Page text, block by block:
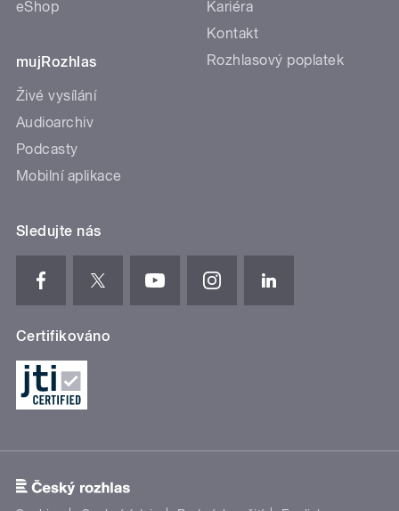
eShop
mujRozhlas
Živé vysílání
Audioarchiv
Podcasty
Mobilní aplikace
Kariéra
Kontakt
Rozhlasový poplatek
Sledujte nás
Certifikováno